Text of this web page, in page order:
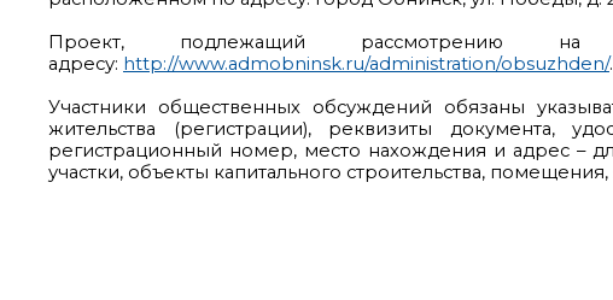
Проект, подлежащий рассмотрению
адресу: http://www.admobninsk.ru/administration/obsuzhden/.
Участники общественных обсуждений обязаны
жительства (регистрации), реквизиты документа,
регистрационный номер, место нахождения и адрес –
участки, объекты капитального строительства,